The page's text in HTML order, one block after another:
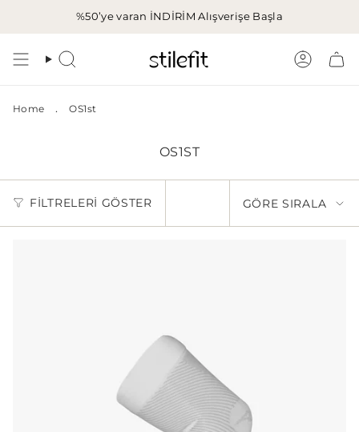
%50’ye varan İNDİRİMAlışverişe Başla
Aramak Hesap
Home . OS1st
OS1ST
FILTRELERI GÖSTER
GÖRE
GÖRE SIRALA